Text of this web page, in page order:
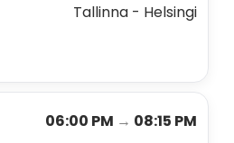
Tallinna - Helsingi
06:00 PM → 08:15 PM